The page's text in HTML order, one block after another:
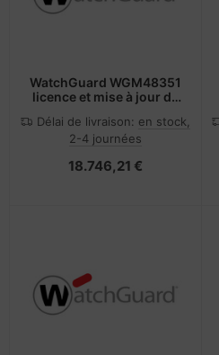
WatchGuard WGM48351
licence et mise à jour de
année(s)
Délai de livraison: en stock,
2-4 journées
18.746,21 €